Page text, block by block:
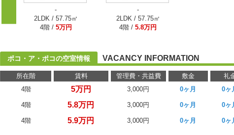
-
2LDK / 57.75㎡
4階 / 5万円
-
2LDK / 57.75㎡
4階 / 5.8万円
ポコ・ア・ポコの空室情報 VACANCY INFORMATION
所在階 賃料 管理費・共益費 敷金 礼
4階
5万円 3,000円 0ヶ月 0ヶ
4階 5.8万円 3,000円 0ヶ月 0ヶ
4階 5.9万円 3,000円 0ヶ月 0ヶ